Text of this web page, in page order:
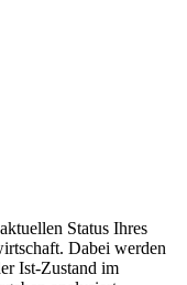
Status Ihres
Dabei werden
Ist-Zustand im